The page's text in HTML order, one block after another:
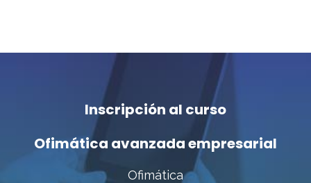
Inscripción al curso
Ofimática avanzada empresarial
Ofimática